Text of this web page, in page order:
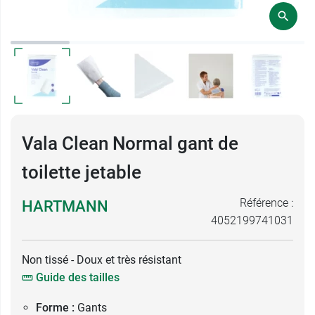
Vala Clean Normal gant de
toilette jetable
HARTMANN
Référence :
4052199741031
Non tissé - Doux et très résistant
Guide des tailles
Forme : Gants